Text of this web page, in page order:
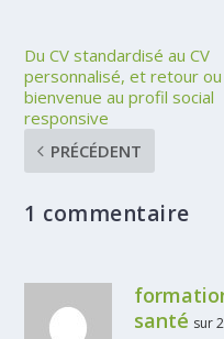
Du CV standardisé au CV
personnalisé, et retour ou
bienvenue au profil social
responsive
PRÉCÉDENT
1 commentaire
santé sur